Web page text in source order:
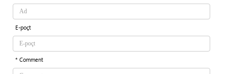
E-poçt
* Comment